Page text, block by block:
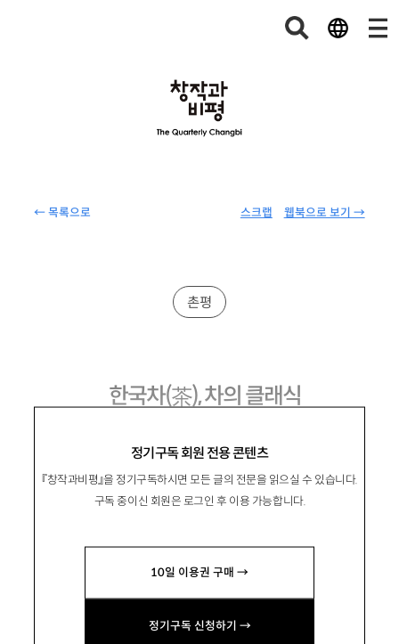
← 목록으로 웹북으로 보기 →
스크랩
정기구독 회원 전용 콘텐츠
『창작과비평』을 정기구독하시면 모든 글의 전문을 읽으실 수 있습니다.
구독 중이신 회원은 로그인 후 이용 가능합니다.
10일 이용권 구매 →
정기구독 신청하기 →
촌평
한국차(茶), 차의 클래식
송재소宋載邵
성균관대 한문학과 교